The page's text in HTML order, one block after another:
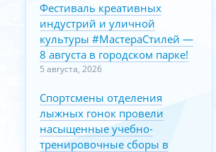
Фестиваль креативных
индустрий и уличной
культуры #МастераСтилей —
8 августа в городском парке!
5 августа, 2026
Спортсмены отделения
лыжных гонок провели
насыщенные учебно-
тренировочные сборы в